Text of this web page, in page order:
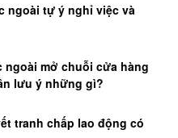
ngoài tự ý nghỉ việc và
mở chuỗi cửa hàng
lưu ý những gì?
tranh chấp lao động có